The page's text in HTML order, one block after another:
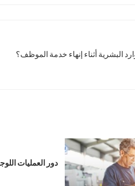
البشرية أثناء إنهاء خدمة الموظف؟
دور العمليات